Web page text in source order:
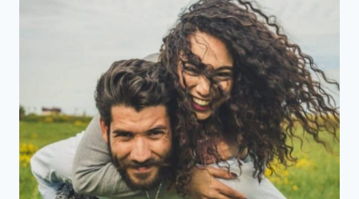
COURANTS
LES
HOMMES
NOUS
ENVOIENT
ET
LEUR
SIGNIFICATION